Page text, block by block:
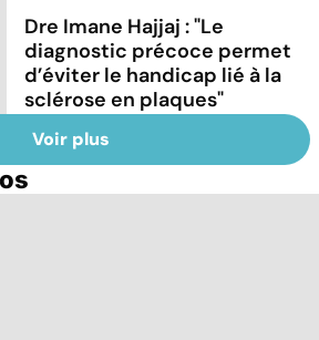
Dre Imane Hajjaj : "Le
diagnostic précoce permet
d’éviter le handicap lié à la
sclérose en plaques"
Voir plus